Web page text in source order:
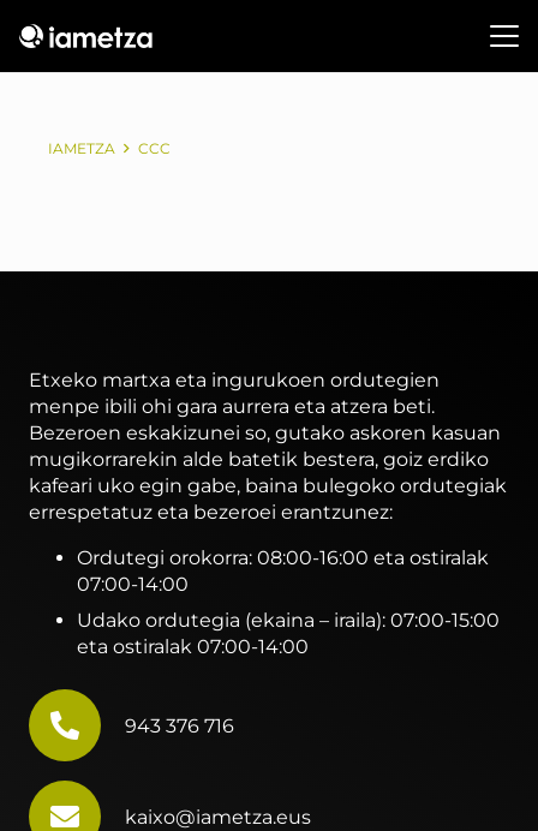
IAMETZA CCC
Etxeko martxa eta ingurukoen ordutegien
menpe ibili ohi gara aurrera eta atzera beti.
Bezeroen eskakizunei so, gutako askoren kasuan
mugikorrarekin alde batetik bestera, goiz erdiko
kafeari uko egin gabe, baina bulegoko ordutegiak
errespetatuz eta bezeroei erantzunez:
Ordutegi orokorra: 08:00-16:00 eta ostiralak
07:00-14:00
Udako ordutegia (ekaina – iraila): 07:00-15:00
eta ostiralak 07:00-14:00
943 376 716
kaixo@iametza.eus